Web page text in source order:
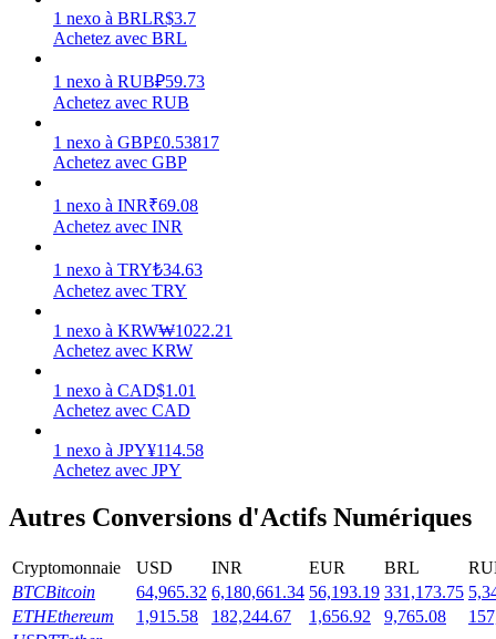
Gagnez quotidiennement des récompenses compétitives
Jalonnement
Des rendements élevés et un accès instantané
Launchpool
Staking flexible pour gagner des jetons populaires
1 nexo à BRLR$3.7
Achetez avec BRL
1 nexo à RUB₽59.73
Achetez avec RUB
1 nexo à GBP£0.53817
Achetez avec GBP
1 nexo à INR₹69.08
Achetez avec INR
1 nexo à TRY₺34.63
Achetez avec TRY
1 nexo à KRW₩1022.21
Achetez avec KRW
1 nexo à CAD$1.01
Achetez avec CAD
1 nexo à JPY¥114.58
Achetez avec JPY
Autres Conversions d'Actifs Numériques
Cryptomonnaie USD INR EUR BRL
BTCBitcoin 64,965.32 6,180,661.34 56,193.19 331,173.75
ETHEthereum 1,915.58 182,244.67 1,656.92 9,765.08